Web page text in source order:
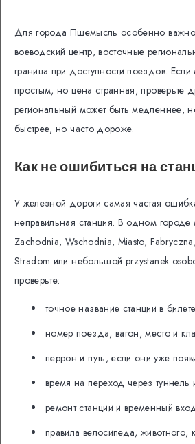
Для города Пшемысль особенно важно
воеводский центр, восточные
граница при доступности поездов. Если
простым, но цена странная, проверьте
региональный может быть медленнее,
быстрее, но часто дороже.
Как не ошибиться на
У железной дороги самая частая
неправильная станция. В одном городе
Zachodnia, Wschodnia, Miasto,
Stradom или небольшой przystanek
проверьте:
точное название станции в
номер поезда, вагон, место и
перрон и путь, если они уже
время на переход через туннель
ремонт станции и временный
правила велосипеда, животного,